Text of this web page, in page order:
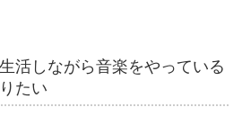
活しながら音楽をやっている
たい